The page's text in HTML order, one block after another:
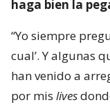
haga bien la
“Yo siempre
cual’. Y algunas
han venido a
por mis lives